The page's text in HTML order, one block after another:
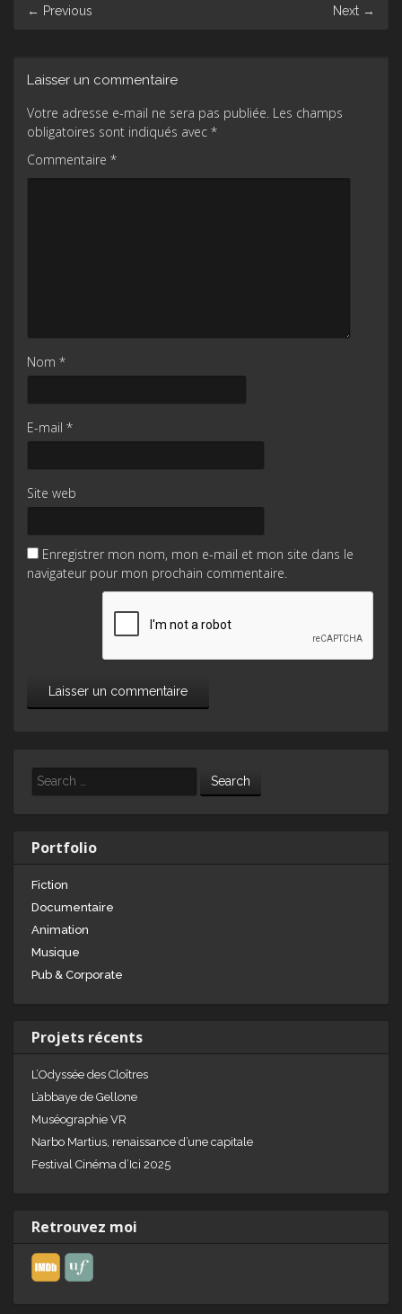
navigation
← Previous Next →
Laisser un commentaire
Votre adresse e-mail ne sera pas publiée. Les champs
obligatoires sont indiqués avec *
Commentaire *
Nom *
E-mail *
Site web
Enregistrer mon nom, mon e-mail et mon site dans le
navigateur pour mon prochain commentaire.
Search
Portfolio
Fiction
Documentaire
Animation
Musique
Pub & Corporate
Projets récents
L’Odyssée des Cloîtres
L’abbaye de Gellone
Muséographie VR
Narbo Martius, renaissance d’une capitale
Festival Cinéma d’Ici 2025
Retrouvez moi